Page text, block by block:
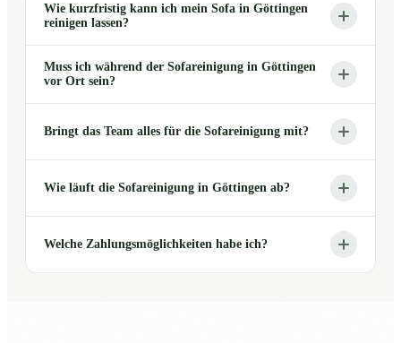
Wie kurzfristig kann ich mein Sofa in Göttingen
reinigen lassen?
Muss ich während der Sofareinigung in Göttingen
vor Ort sein?
Bringt das Team alles für die Sofareinigung mit?
Wie läuft die Sofareinigung in Göttingen ab?
Welche Zahlungsmöglichkeiten habe ich?